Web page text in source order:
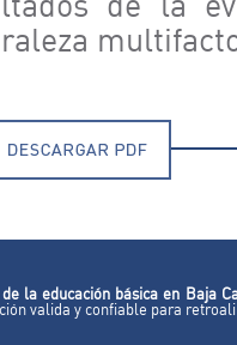
de la
la educación básica en Baja
valida y confiable para